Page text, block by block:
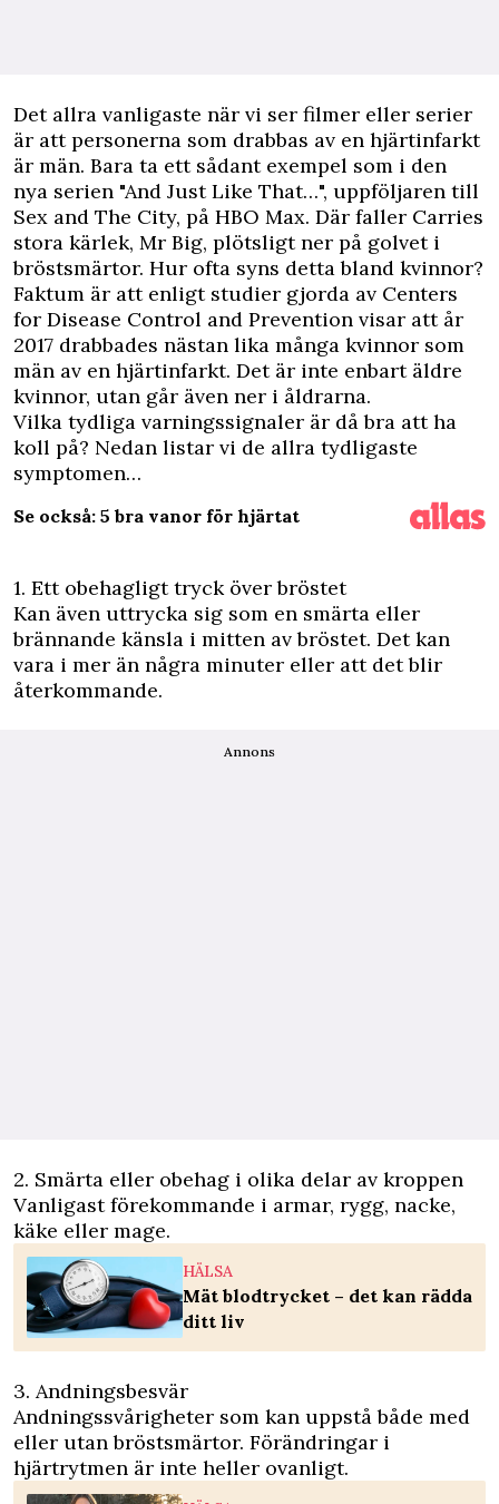
Det allra vanligaste när vi ser filmer eller serier
är att personerna som drabbas av en hjärtinfarkt
är män. Bara ta ett sådant exempel som i den
nya serien "And Just Like That…", uppföljaren till
Sex and The City, på HBO Max. Där faller Carries
stora kärlek, Mr Big, plötsligt ner på golvet i
bröstsmärtor. Hur ofta syns detta bland kvinnor?
Faktum är att enligt studier gjorda av Centers
for Disease Control and Prevention visar att år
2017 drabbades nästan lika många kvinnor som
män av en hjärtinfarkt. Det är inte enbart äldre
kvinnor, utan går även ner i åldrarna.
Vilka tydliga varningssignaler är då bra att ha
koll på? Nedan listar vi de allra tydligaste
symptomen…
Se också: 5 bra vanor för hjärtat
1. Ett obehagligt tryck över bröstet
Kan även uttrycka sig som en smärta eller
brännande känsla i mitten av bröstet. Det kan
vara i mer än några minuter eller att det blir
återkommande.
Annons
2. Smärta eller obehag i olika delar av kroppen
Vanligast förekommande i armar, rygg, nacke,
käke eller mage.
HÄLSA
Mät blodtrycket – det kan rädda
ditt liv
3. Andningsbesvär
Andningssvårigheter som kan uppstå både med
eller utan bröstsmärtor. Förändringar i
hjärtrytmen är inte heller ovanligt.